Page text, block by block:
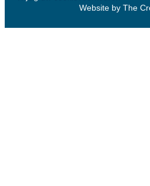
Website by The